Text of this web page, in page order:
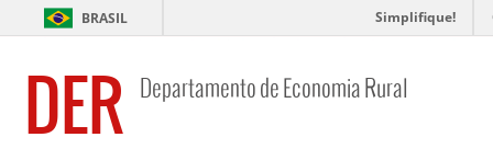
BRASIL Simplifique!
DER Departamento de Economia Rural